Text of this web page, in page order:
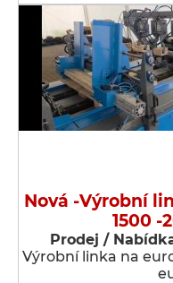
Nová -Výrobní
1500 -
Prodej /
Výrobní linka na